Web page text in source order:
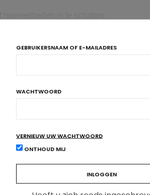
boodschappenlijstje.
te grote hoeveelheden, waardoor
na het diner.
een beperkte voorraad van producten
voor de feestdagen uit tot het
te steken aan de kassa om tijd te
en 35% kiest ervoor om deze
dan Wallonië. Bovendien is één derde
voor gezondheidsprofessionals.
bekijken! Nog geen account? Maak er
Inschrijven
SUPERMARKT
GEBRUIKERSNAAM OF E-MAILADRES
WACHTWOORD
VERNIEUW UW WACHTWOORD
ONTHOUD MIJ